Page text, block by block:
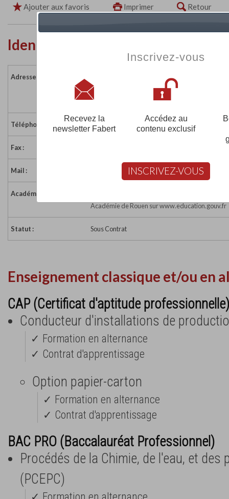
Ajouter aux favoris Imprimer Retour
Identité de l'établissement
Adresse :
76100 ROUEN
France
Téléphone : 02 32 81 55 90
Fax :
Mail : h_fiorini@eir76.net
Académie :
Académie de Rouen sur www.education.gouv.fr
Statut : Sous Contrat
Enseignement classique et/ou en
CAP (Certificat d'aptitude professionnelle)
Conducteur d'installations de
✓ Formation en alternance
✓ Contrat d'apprentissage
Option papier-carton
✓ Formation en alternance
✓ Contrat d'apprentissage
BAC PRO (Baccalauréat Professionnel)
Procédés de la Chimie, de l'eau, et
(PCEPC)
Inscrivez-vous
Recevez la
newsletter Fabert
Accédez au
contenu exclusif
INSCRIVEZ-VOUS